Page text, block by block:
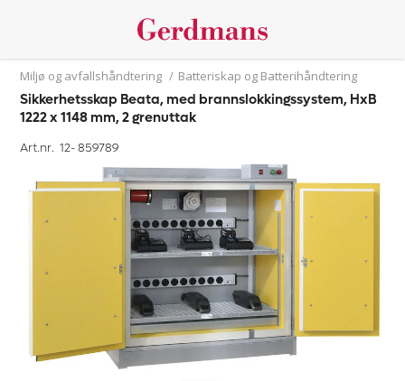
Miljø og avfallshåndtering / Batteriskap og Batterihåndtering
Sikkerhetsskap Beata, med brannslokkingssystem, HxB
1222 x 1148 mm, 2 grenuttak
Art.nr. 12-859789